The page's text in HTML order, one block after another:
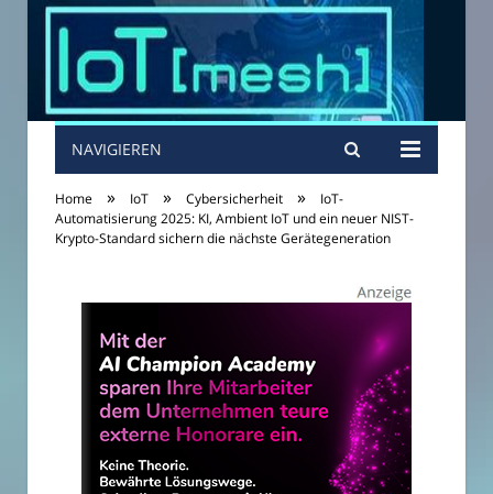
NAVIGIEREN
Home » IoT » Cybersicherheit »
IoT-
Automatisierung 2025: KI, Ambient IoT und ein neuer NIST-
Krypto-Standard sichern die nächste Gerätegeneration